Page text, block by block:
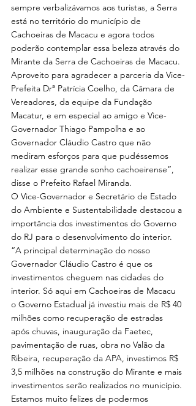
sempre verbalizávamos aos turistas, a Serra
está no território do município de
Cachoeiras de Macacu e agora todos
poderão contemplar essa beleza através do
Mirante da Serra de Cachoeiras de Macacu.
Aproveito para agradecer a parceria da Vice-
Prefeita Drª Patrícia Coelho, da Câmara de
Vereadores, da equipe da Fundação
Macatur, e em especial ao amigo e Vice-
Governador Thiago Pampolha e ao
Governador Cláudio Castro que não
mediram esforços para que pudéssemos
realizar esse grande sonho cachoeirense”,
disse o Prefeito Rafael Miranda.
O Vice-Governador e Secretário de Estado
do Ambiente e Sustentabilidade destacou a
importância dos investimentos do Governo
do RJ para o desenvolvimento do interior.
“A principal determinação do nosso
Governador Cláudio Castro é que os
investimentos cheguem nas cidades do
interior. Só aqui em Cachoeiras de Macacu
o Governo Estadual já investiu mais de R$ 40
milhões como recuperação de estradas
após chuvas, inauguração da Faetec,
pavimentação de ruas, obra no Valão da
Ribeira, recuperação da APA, investimos R$
3,5 milhões na construção do Mirante e mais
investimentos serão realizados no município.
Estamos muito felizes de podermos